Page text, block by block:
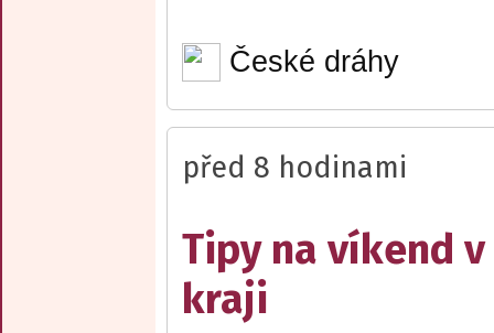
České dráhy
před 8 hodinami
Tipy na víkend
kraji